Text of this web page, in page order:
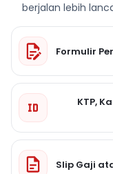
berjalan lebih
Formulir
KTP,
Slip Gaji